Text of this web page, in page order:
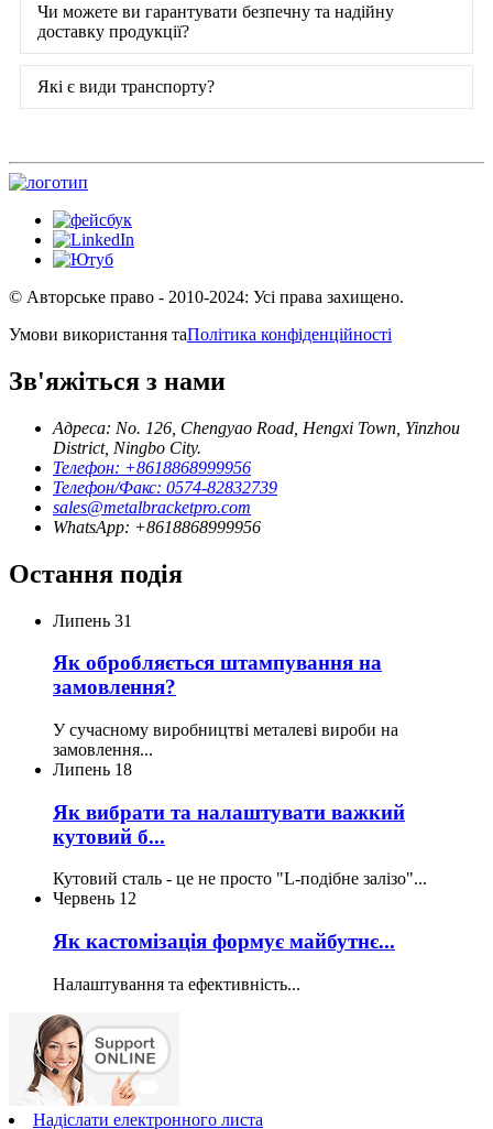
Чи можете ви гарантувати безпечну та надійну
доставку продукції?
Які є види транспорту?
© Авторське право - 2010-2024: Усі права захищено.
Умови використання таПолітика конфіденційності
Зв'яжіться з нами
Адреса: No. 126, Chengyao Road, Hengxi Town, Yinzhou
District, Ningbo City.
Телефон: +8618868999956
Телефон/Факс: 0574-82832739
sales@metalbracketpro.com
WhatsApp: +8618868999956
Остання подія
Липень 31
Як обробляється штампування на
замовлення?
У сучасному виробництві металеві вироби на
замовлення...
Липень 18
Як вибрати та налаштувати важкий
кутовий б...
Кутовий сталь - це не просто "L-подібне залізо"...
Червень 12
Як кастомізація формує майбутнє...
Налаштування та ефективність...
Надіслати електронного листа